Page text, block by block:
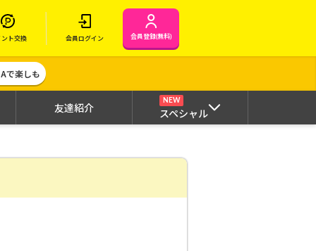
ント交換 会員ログイン 会員登録(無料)
で楽しも
友達紹介
NEW
スペシャル